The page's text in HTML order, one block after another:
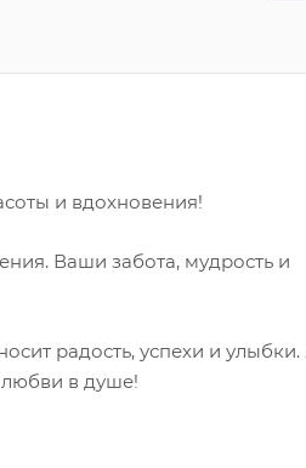
и вдохновения!
Ваши забота, мудрость и
радость, успехи и
любви в душе!